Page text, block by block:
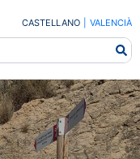
CASTELLANO VALENCIÀ